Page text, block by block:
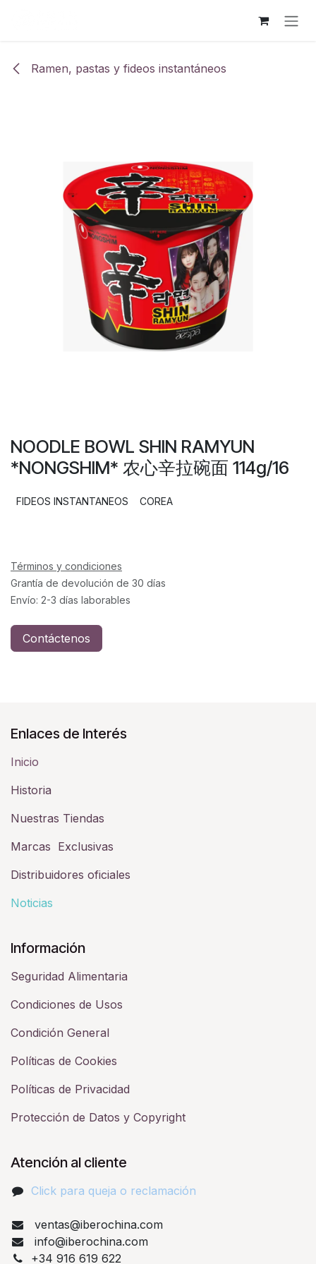
Ramen, pastas y fideos instantáneos
NOODLE BOWL SHIN RAMYUN
*NONGSHIM* 农心辛拉碗面 114g/16
FIDEOS INSTANTANEOS COREA
Términos y condiciones
Grantía de devolución de 30 días
Envío: 2-3 días laborables
Contáctenos
Enlaces de Interés
Inicio
Historia​
Nuestras Tiendas
Marcas Exclusivas
Distribuidores oficiales
Noticias
Información
Seguridad Alimentaria
Condiciones de Usos
Condición General
Políticas de Cookies
Políticas de Privacidad
Protección de Datos y Copyright
Atención al cliente
Click para queja o reclamación​
ventas@iberochina.com
info@iberochina.com
+34 916 619 622